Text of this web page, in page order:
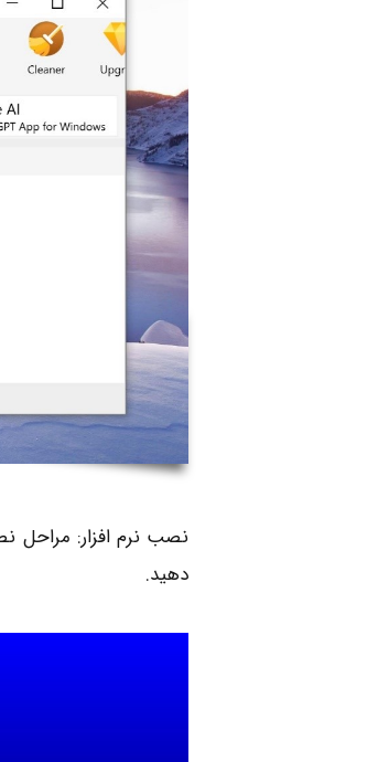
نصب نرم ‌افزار: مراحل
دهید.